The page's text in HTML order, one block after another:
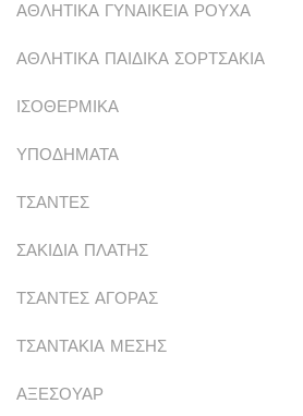
ΑΘΛΗΤΙΚΑ ΓΥΝΑΙΚΕΙΑ ΡΟΥΧΑ
ΑΘΛΗΤΙΚΑ ΠΑΙΔΙΚΑ ΣΟΡΤΣΑΚΙΑ
ΙΣΟΘΕΡΜΙΚΑ
ΥΠΟΔΗΜΑΤΑ
ΤΣΑΝΤΕΣ
ΣΑΚΙΔΙΑ ΠΛΑΤΗΣ
ΤΣΑΝΤΕΣ ΑΓΟΡΑΣ
ΤΣΑΝΤΑΚΙΑ ΜΕΣΗΣ
ΑΞΕΣΟΥΑΡ